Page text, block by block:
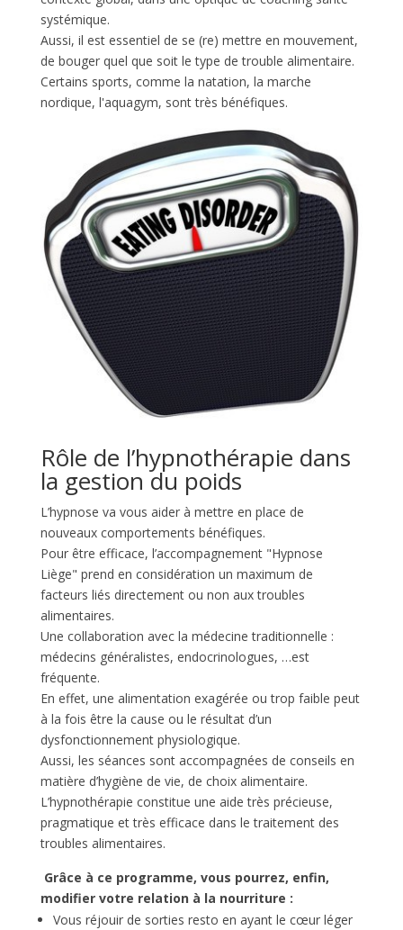
systémique.
Aussi, il est essentiel de se (re) mettre en mouvement,
de bouger quel que soit le type de trouble alimentaire.
Certains sports, comme la natation, la marche
nordique, l'aquagym, sont très bénéfiques.
Rôle de l’hypnothérapie dans
la gestion du poids
L’hypnose va vous aider à mettre en place de
nouveaux comportements bénéfiques.
Pour être efficace, l’accompagnement "Hypnose
Liège" prend en considération un maximum de
facteurs liés directement ou non aux troubles
alimentaires.
Une collaboration avec la médecine traditionnelle :
médecins généralistes, endocrinologues, …est
fréquente.
En effet, une alimentation exagérée ou trop faible peut
à la fois être la cause ou le résultat d’un
dysfonctionnement physiologique.
Aussi, les séances sont accompagnées de conseils en
matière d’hygiène de vie, de choix alimentaire.
L’hypnothérapie constitue une aide très précieuse,
pragmatique et très efficace dans le traitement des
troubles alimentaires.
Grâce à ce programme, vous pourrez, enfin,
modifier votre relation à la nourriture :
Vous réjouir de sorties resto en ayant le cœur léger